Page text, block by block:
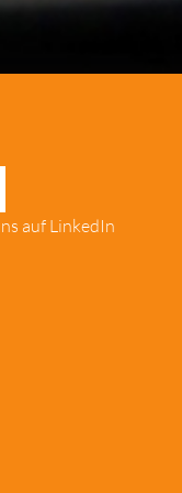
auf LinkedIn